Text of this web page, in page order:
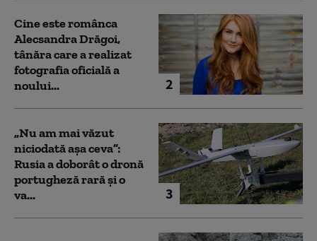
2
Cine este românca
Alecsandra Drăgoi,
tânăra care a realizat
fotografia oficială a
noului...
3
„Nu am mai văzut
niciodată așa ceva”:
Rusia a doborât o dronă
portugheză rară și o
va...